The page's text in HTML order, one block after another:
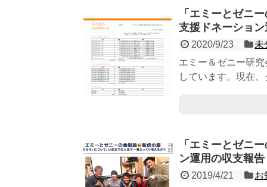
「エミーとゼニ
支援ドネーショ
2020/9/23
未
エミー＆ゼニー研
しています。現在
「エミーとゼニ
ン運用の収支報告
2019/4/21
お